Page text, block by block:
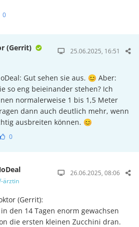
0
(Gerrit) 25.06.2025, 16:51
Gut sehen sie aus. 😊 Aber:
so eng beieinander stehen? Ich
normalerweise 1 bis 1,5 Meter
dann auch deutlich mehr, wenn
ausbreiten können. 😊
0
ärztin
26.06.2025, 08:06
(Gerrit):
den 14 Tagen enorm gewachsen
die ersten kleinen Zucchini dran.